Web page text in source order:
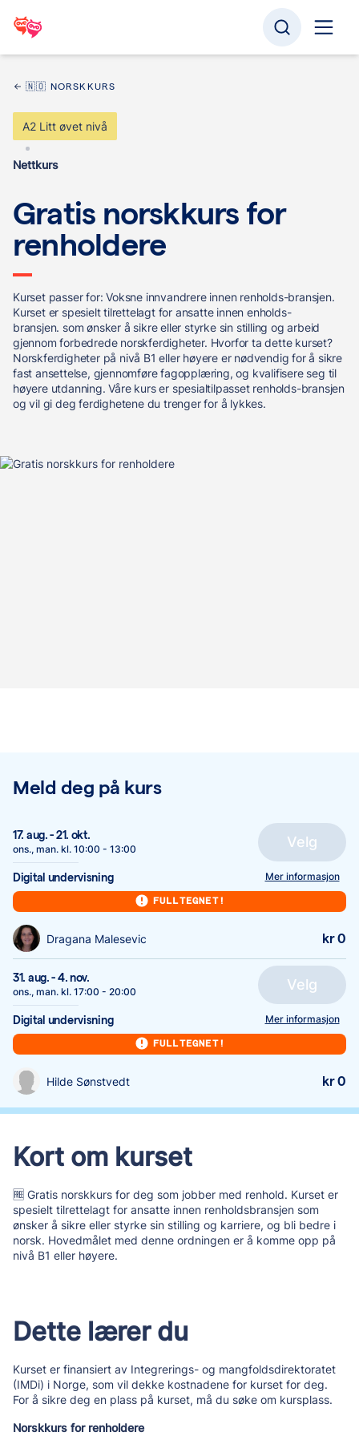
🇳🇴 NORSKKURS
A2 Litt øvet nivå
Nettkurs
Gratis norskkurs for
renholdere
Kurset passer for: Voksne innvandrere innen renholds-bransjen.
Kurset er spesielt tilrettelagt for ansatte innen enholds-
bransjen. som ønsker å sikre eller styrke sin stilling og arbeid
gjennom forbedrede norskferdigheter. Hvorfor ta dette kurset?
Norskferdigheter på nivå B1 eller høyere er nødvendig for å sikre
fast ansettelse, gjennomføre fagopplæring, og kvalifisere seg til
høyere utdanning. Våre kurs er spesialtilpasset renholds-bransjen
og vil gi deg ferdighetene du trenger for å lykkes.
Kort om kurset
🆓 Gratis norskkurs for deg som jobber med renhold. Kurset er
spesielt tilrettelagt for ansatte innen renholdsbransjen som
ønsker å sikre eller styrke sin stilling og karriere, og bli bedre i
norsk. Hovedmålet med denne ordningen er å komme opp på
nivå B1 eller høyere.
Dette lærer du
Kurset er finansiert av Integrerings- og mangfoldsdirektoratet
(IMDi) i Norge, som vil dekke kostnadene for kurset for deg.
For å sikre deg en plass på kurset, må du søke om kursplass.
Norskkurs for renholdere
Meld deg på kurs
17. aug.-21. okt.
ons., man. kl. 10:00 - 13:00
Digital undervisning
Velg
Mer informasjon
FULLTEGNET!
Dragana Malesevic kr 0
31. aug.-4. nov.
ons., man. kl. 17:00 - 20:00
Digital undervisning
Velg
Mer informasjon
FULLTEGNET!
Hilde Sønstvedt kr 0